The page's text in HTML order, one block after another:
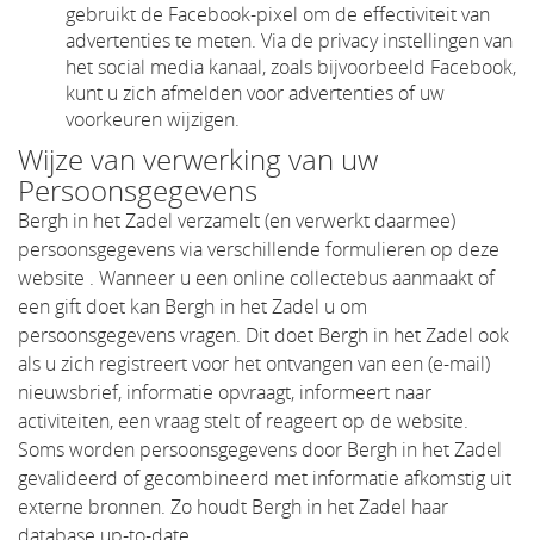
gebruikt de Facebook-pixel om de effectiviteit van
advertenties te meten. Via de privacy instellingen van
het social media kanaal, zoals bijvoorbeeld Facebook,
kunt u zich afmelden voor advertenties of uw
voorkeuren wijzigen.
Wijze van verwerking van uw
Persoonsgegevens
Bergh in het Zadel verzamelt (en verwerkt daarmee)
persoonsgegevens via verschillende formulieren op deze
website . Wanneer u een online collectebus aanmaakt of
een gift doet kan Bergh in het Zadel u om
persoonsgegevens vragen. Dit doet Bergh in het Zadel ook
als u zich registreert voor het ontvangen van een (e-mail)
nieuwsbrief, informatie opvraagt, informeert naar
activiteiten, een vraag stelt of reageert op de website.
Soms worden persoonsgegevens door Bergh in het Zadel
gevalideerd of gecombineerd met informatie afkomstig uit
externe bronnen. Zo houdt Bergh in het Zadel haar